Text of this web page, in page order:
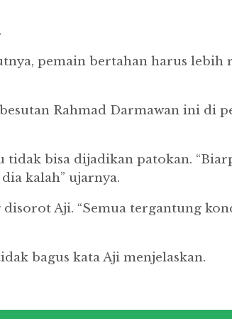
pemain bertahan harus
Rahmad Darmawan ini di
bisa dijadikan patokan.
kalah” ujarnya.
Aji. “Semua tergantung
bagus kata Aji menjelaskan.